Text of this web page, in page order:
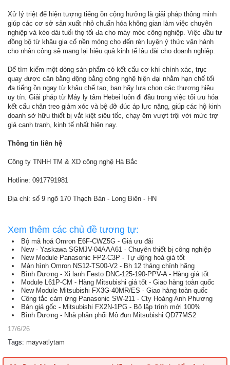
Xử lý triệt để hiện tượng tiếng ồn cộng hưởng là giải pháp thông minh
giúp các cơ sở sản xuất nhỏ chuẩn hóa không gian làm việc chuyên
nghiệp và kéo dài tuổi thọ tối đa cho máy móc công nghiệp. Việc đầu tư
đồng bộ từ khâu gia cố nền móng cho đến rèn luyện ý thức vận hành
cho nhân công sẽ mang lại hiệu quả kinh tế lâu dài cho doanh nghiệp.
Để tìm kiếm một dòng sản phẩm có kết cấu cơ khí chính xác, trục
quay được cân bằng động bằng công nghệ hiện đại nhằm hạn chế tối
đa tiếng ồn ngay từ khâu chế tạo, bạn hãy lựa chọn các thương hiệu
uy tín. Giải pháp từ Máy ly tâm Hebei luôn đi đầu trong việc tối ưu hóa
kết cấu chân treo giảm xóc và bệ đỡ đúc áp lực nặng, giúp các hộ kinh
doanh sở hữu thiết bị vắt kiệt siêu tốc, chạy êm vượt trội với mức trợ
giá cạnh tranh, kinh tế nhất hiện nay.
Thông tin liên hệ
Công ty TNHH TM & XD công nghệ Hà Bắc
Hotline: 0917791981
Địa chỉ: số 9 ngõ 170 Thạch Bàn - Long Biên - HN
Xem thêm các chủ đề tương tự:
Bộ mã hoá Omron E6F-CWZ5G - Giá ưu đãi
New - Yaskawa SGMJV-04AAA61 - Chuyên thiết bị công nghiệp
New Module Panasonic FP2-C3P - Tự động hoá giá tốt
Màn hình Omron NS12-TS00-V2 - Bh 12 tháng chính hãng
Bình Dương - Xi lanh Festo DNC-125-190-PPV-A - Hàng giá tốt
Module L61P-CM - Hàng Mitsubishi giá tốt - Giao hàng toàn quốc
New Module Mitsubishi FX3G-40MR/ES - Giao hàng toàn quốc
Công tắc cảm ứng Panasonic SW-211 - Cty Hoàng Anh Phương
Bán giá gốc - Mitsubishi FX2N-1PG - Bộ lập trình mới 100%
Bình Dương - Nhà phân phối Mô đun Mitsubishi QD77MS2
17/6/26
Tags: mayvatlytam